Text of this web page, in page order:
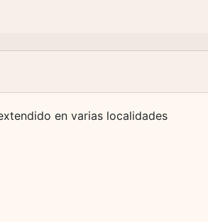
en varias localidades